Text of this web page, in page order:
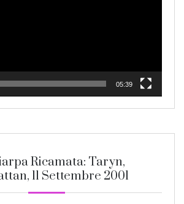
05:39
Ricamata: Taryn,
11 Settembre 2001